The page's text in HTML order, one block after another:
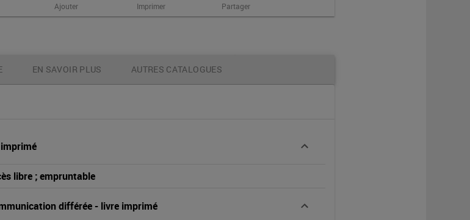
Ajouter Imprimer Partager
EN SAVOIR PLUS AUTRES CATALOGUES
libre ; empruntable
différée - livre imprimé